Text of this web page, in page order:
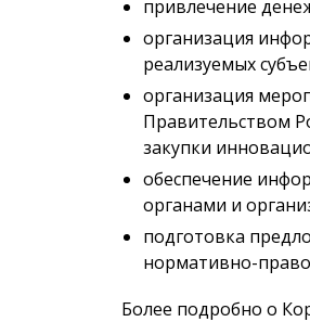
привлечение
организация
реализуемых
организация
Правительством
закупки
обеспечение
органами и
подготовка
нормативно-
Более подробно о